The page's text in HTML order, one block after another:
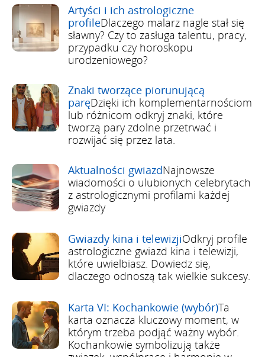
Artyści i ich astrologiczne
profileDlaczego malarz nagle stał się
sławny? Czy to zasługa talentu, pracy,
przypadku czy horoskopu
urodzeniowego?
Znaki tworzące piorunującą
paręDzięki ich komplementarnościom
lub różnicom odkryj znaki, które
tworzą pary zdolne przetrwać i
rozwijać się przez lata.
Aktualności gwiazdNajnowsze
wiadomości o ulubionych celebrytach
z astrologicznymi profilami każdej
gwiazdy
Gwiazdy kina i telewizjiOdkryj profile
astrologiczne gwiazd kina i telewizji,
które uwielbiasz. Dowiedz się,
dlaczego odnoszą tak wielkie sukcesy.
Karta VI: Kochankowie (wybór)Ta
karta oznacza kluczowy moment, w
którym trzeba podjąć ważny wybór.
Kochankowie symbolizują także